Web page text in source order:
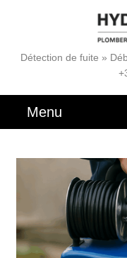
Détection de fuite »
Menu